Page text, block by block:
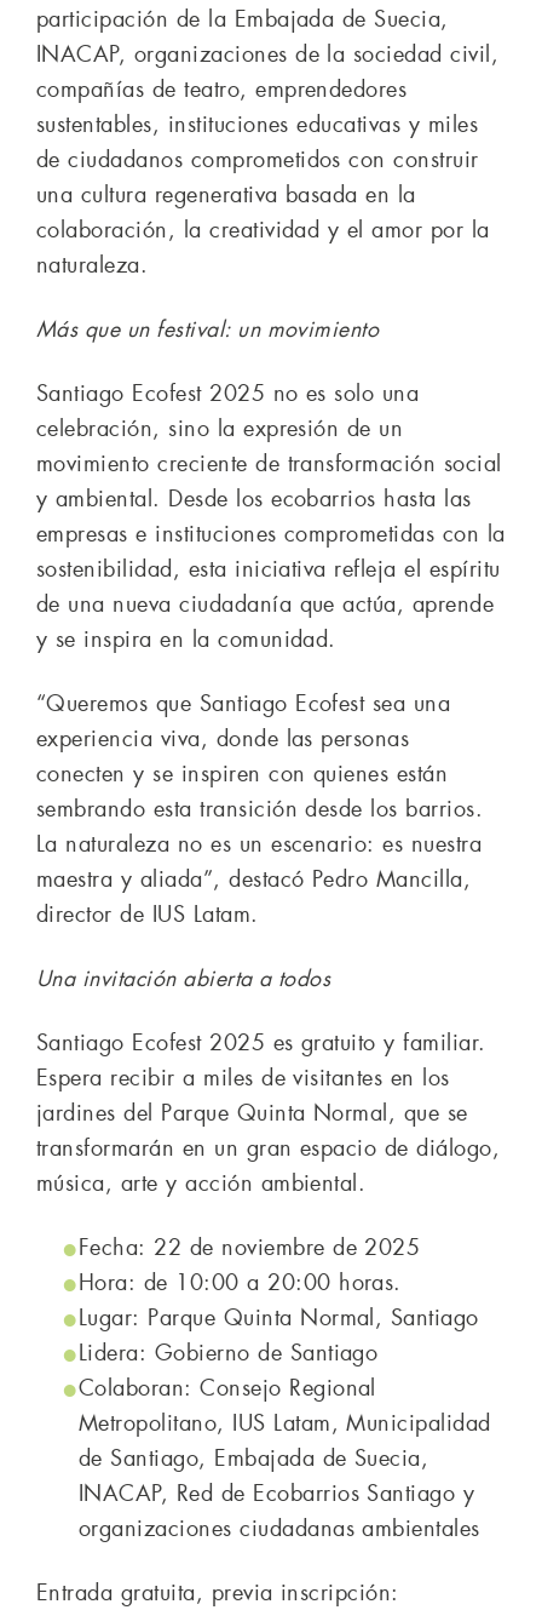
participación de la Embajada de Suecia,
INACAP, organizaciones de la sociedad civil,
compañías de teatro, emprendedores
sustentables, instituciones educativas y miles
de ciudadanos comprometidos con construir
una cultura regenerativa basada en la
colaboración, la creatividad y el amor por la
naturaleza.
Más que un festival: un movimiento
Santiago Ecofest 2025 no es solo una
celebración, sino la expresión de un
movimiento creciente de transformación social
y ambiental. Desde los ecobarrios hasta las
empresas e instituciones comprometidas con la
sostenibilidad, esta iniciativa refleja el espíritu
de una nueva ciudadanía que actúa, aprende
y se inspira en la comunidad.
“Queremos que Santiago Ecofest sea una
experiencia viva, donde las personas
conecten y se inspiren con quienes están
sembrando esta transición desde los barrios.
La naturaleza no es un escenario: es nuestra
maestra y aliada”, destacó Pedro Mancilla,
director de IUS Latam.
Una invitación abierta a todos
Santiago Ecofest 2025 es gratuito y familiar.
Espera recibir a miles de visitantes en los
jardines del Parque Quinta Normal, que se
transformarán en un gran espacio de diálogo,
música, arte y acción ambiental.
Fecha: 22 de noviembre de 2025
Hora: de 10:00 a 20:00 horas.
Lugar: Parque Quinta Normal, Santiago
Lidera: Gobierno de Santiago
Colaboran: Consejo Regional
Metropolitano, IUS Latam, Municipalidad
de Santiago, Embajada de Suecia,
INACAP, Red de Ecobarrios Santiago y
organizaciones ciudadanas ambientales
Entrada gratuita, previa inscripción: